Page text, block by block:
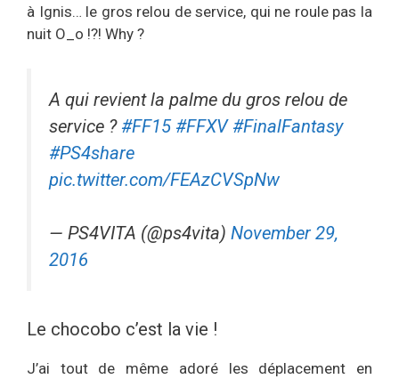
à Ignis… le gros relou de service, qui ne roule pas la
nuit O_o !?! Why ?
A qui revient la palme du gros relou de
service ?#FF15 #FFXV #FinalFantasy
#PS4share
pic.twitter.com/FEAzCVSpNw
— PS4VITA (@ps4vita) November 29,
2016
Le chocobo c’est la vie !
J’ai tout de même adoré les déplacement en